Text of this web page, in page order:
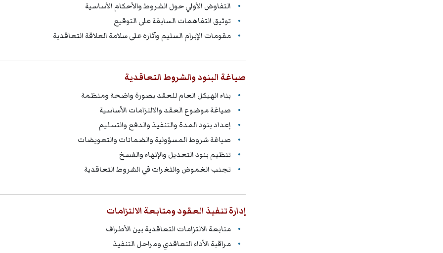
التفاوض الأولي حول الشروط والأحكام الأساسية
توثيق التفاهمات السابقة على التوقيع
مقومات الإبرام السليم وآثاره على سلامة العلاقة التعاقدية
صياغة البنود والشروط التعاقدية
بناء الهيكل العام للعقد بصورة واضحة ومنظمة
صياغة موضوع العقد والالتزامات الأساسية
إعداد بنود المدة والتنفيذ والدفع والتسليم
صياغة شروط المسؤولية والضمانات والتعويضات
تنظيم بنود التعديل والإنهاء والفسخ
تجنب الغموض والثغرات في الشروط التعاقدية
إدارة تنفيذ العقود ومتابعة الالتزامات
متابعة الالتزامات التعاقدية بين الأطراف
مراقبة الأداء التعاقدي ومراحل التنفيذ